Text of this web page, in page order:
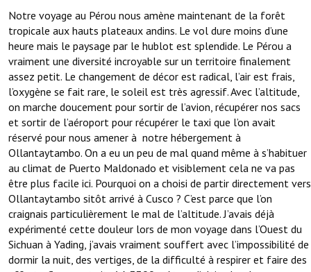
Notre voyage au Pérou nous amène maintenant de la forêt
tropicale aux hauts plateaux andins. Le vol dure moins d’une
heure mais le paysage par le hublot est splendide. Le Pérou a
vraiment une diversité incroyable sur un territoire finalement
assez petit. Le changement de décor est radical, l’air est frais,
l’oxygène se fait rare, le soleil est très agressif. Avec l’altitude,
on marche doucement pour sortir de l’avion, récupérer nos sacs
et sortir de l’aéroport pour récupérer le taxi que l’on avait
réservé pour nous amener à notre hébergement à
Ollantaytambo. On a eu un peu de mal quand même à s’habituer
au climat de Puerto Maldonado et visiblement cela ne va pas
être plus facile ici. Pourquoi on a choisi de partir directement vers
Ollantaytambo sitôt arrivé à Cusco ? C’est parce que l’on
craignais particulièrement le mal de l’altitude. J’avais déjà
expérimenté cette douleur lors de mon voyage dans l’Ouest du
Sichuan à Yading, j’avais vraiment souffert avec l’impossibilité de
dormir la nuit, des vertiges, de la difficulté à respirer et faire des